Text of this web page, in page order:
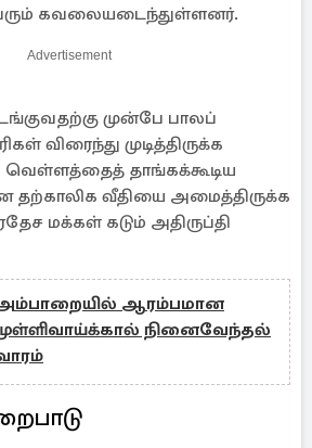
கவலையடைந்துள்ளனர்.
Advertisement
முன்பே பாலப்
விரைந்து முடித்திருக்க
தாங்கக்கூடிய
தற்காலிக வீதியை அமைத்திருக்க
மக்கள் கடும் அதிருப்தி
ஆரம்பமான
நினைவேந்தல்